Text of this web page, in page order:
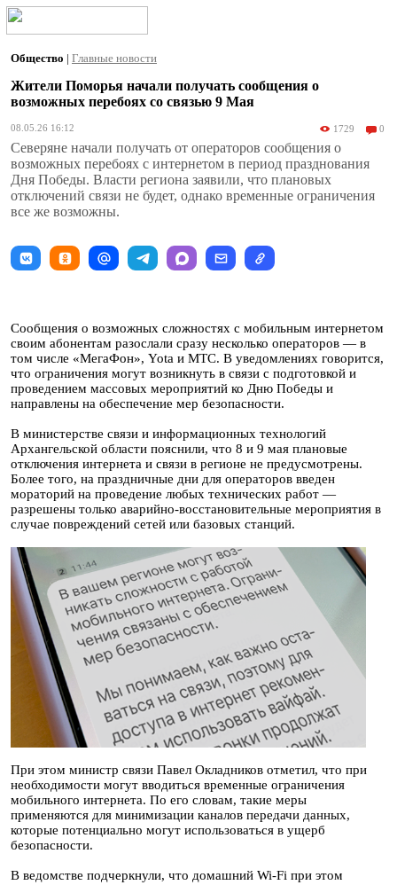
Общество | Главные новости
Жители Поморья начали получать сообщения о
возможных перебоях со связью 9 Мая
08.05.26 16:12 1729 0
Северяне начали получать от операторов сообщения о
возможных перебоях с интернетом в период празднования
Дня Победы. Власти региона заявили, что плановых
отключений связи не будет, однако временные ограничения
все же возможны.
Сообщения о возможных сложностях с мобильным интернетом
своим абонентам разослали сразу несколько операторов — в
том числе «МегаФон», Yota и МТС. В уведомлениях говорится,
что ограничения могут возникнуть в связи с подготовкой и
проведением массовых мероприятий ко Дню Победы и
направлены на обеспечение мер безопасности.
В министерстве связи и информационных технологий
Архангельской области пояснили, что 8 и 9 мая плановые
отключения интернета и связи в регионе не предусмотрены.
Более того, на праздничные дни для операторов введен
мораторий на проведение любых технических работ —
разрешены только аварийно-восстановительные мероприятия в
случае повреждений сетей или базовых станций.
При этом министр связи Павел Окладников отметил, что при
необходимости могут вводиться временные ограничения
мобильного интернета. По его словам, такие меры
применяются для минимизации каналов передачи данных,
которые потенциально могут использоваться в ущерб
безопасности.
В ведомстве подчеркнули, что домашний Wi-Fi при этом